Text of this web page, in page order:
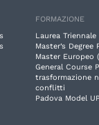
FORMAZIONE
Laurea Triennale
Master’s Degree
Master Europeo
General Course
trasformazione
conflitti
Padova Model